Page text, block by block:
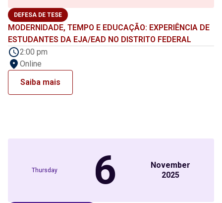
DEFESA DE TESE
MODERNIDADE, TEMPO E EDUCAÇÃO: EXPERIÊNCIA DE
ESTUDANTES DA EJA/EAD NO DISTRITO FEDERAL
2:00 pm
Online
Saiba mais
Thursday 6
November
2025